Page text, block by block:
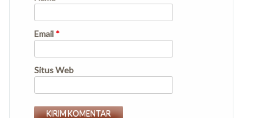
Email *
Situs Web